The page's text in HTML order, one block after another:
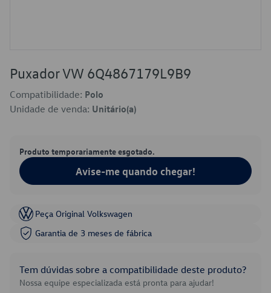
Puxador VW 6Q4867179L9B9
Compatibilidade: Polo
Unidade de venda: Unitário(a)
Produto temporariamente esgotado.
Avise-me quando chegar!
Peça Original Volkswagen
Garantia de 3 meses de fábrica
Tem dúvidas sobre a compatibilidade deste produto?
Nossa equipe especializada está pronta para ajudar!